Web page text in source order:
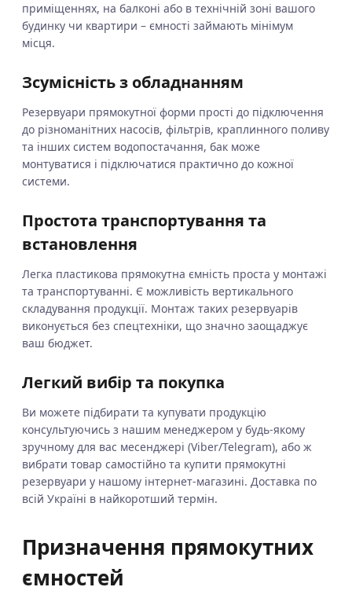
приміщеннях, на балконі або в технічній зоні вашого
будинку чи квартири – ємності займають мінімум
місця.
Зсумісність з обладнанням
Резервуари прямокутної форми прості до підключення
до різноманітних насосів, фільтрів, краплинного поливу
та інших систем водопостачання, бак може
монтуватися і підключатися практично до кожної
системи.
Простота транспортування та
встановлення
Легка пластикова прямокутна ємність проста у монтажі
та транспортуванні. Є можливість вертикального
складування продукції. Монтаж таких резервуарів
виконується без спецтехніки, що значно заощаджує
ваш бюджет.
Легкий вибір та покупка
Ви можете підбирати та купувати продукцію
консультуючись з нашим менеджером у будь-якому
зручному для вас месенджері (Viber/Telegram), або ж
вибрати товар самостійно та купити прямокутні
резервуари у нашому інтернет-магазині. Доставка по
всій Україні в найкоротший термін.
Призначення прямокутних
ємностей